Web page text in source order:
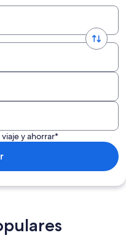
y ahorrar*